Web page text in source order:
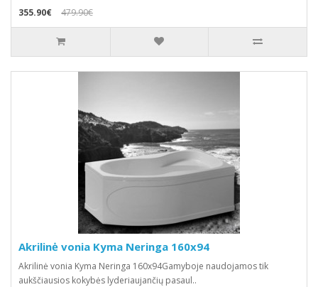
355.90€
479.90€
Akrilinė vonia Kyma Neringa 160x94
Akrilinė vonia Kyma Neringa 160x94Gamyboje naudojamos tik
aukščiausios kokybės lyderiaujančių pasaul..